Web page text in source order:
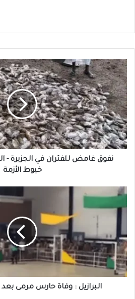
نفوق
غامض
للفئران
في
الجزيرة
-
التحقيقات
تكشف
أول
خيوطنفوق غامض للفئران في الجزيرة -
خيوط الأزمة
البرازيل
مرمى
بعد
تصديه
لركلة
جزاء
البرازيل : وفاة حارس مرمى